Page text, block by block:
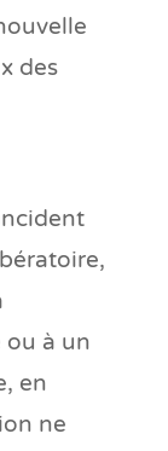
des
ou à un
en
ne